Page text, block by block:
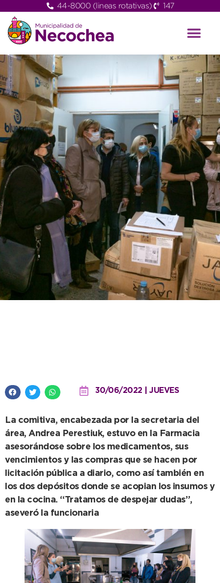
44-8000 (lineas rotativas) 147
30/06/2022 | JUEVES
La comitiva, encabezada por la secretaria del
área, Andrea Perestiuk, estuvo en la Farmacia
asesorándose sobre los medicamentos, sus
vencimientos y las compras que se hacen por
licitación pública a diario, como así también en
los dos depósitos donde se acopian los insumos y
en la cocina. “Tratamos de despejar dudas”,
aseveró la funcionaria